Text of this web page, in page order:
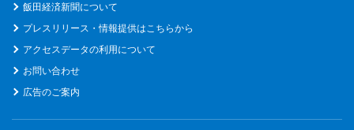
飯田経済新聞について
プレスリリース・情報提供はこちらから
アクセスデータの利用について
お問い合わせ
広告のご案内